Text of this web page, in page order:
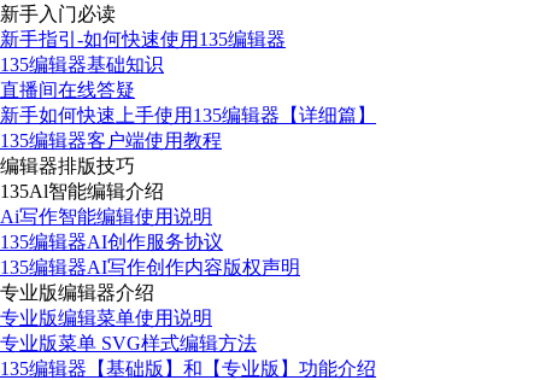
新手入门必读
新手指引-如何快速使用135编辑器
135编辑器基础知识
直播间在线答疑
新手如何快速上手使用135编辑器【详细篇】
135编辑器客户端使用教程
编辑器排版技巧
135Al智能编辑介绍
Ai写作智能编辑使用说明
135编辑器AI创作服务协议
135编辑器AI写作创作内容版权声明
专业版编辑器介绍
专业版编辑菜单使用说明
专业版菜单 SVG样式编辑方法
135编辑器【基础版】和【专业版】功能介绍